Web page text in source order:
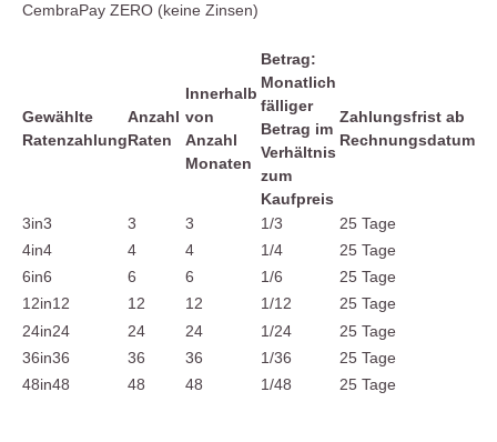
CembraPay ZERO (keine Zinsen)
Gewählte
Ratenzahlung
Anzahl
Raten
Innerhalb
von
Anzahl
Monaten
Betrag:
Monatlich
fälliger
Betrag im
Verhältnis
zum
Kaufpreis
Zahlungsfrist ab
Rechnungsdatum
3in3 3 3 1/3
25 Tage
4in4
4 4 1/4
25 Tage
6in6
6 6 1/6
25 Tage
12in12
12 12 1/12
25 Tage
24in24
24 24 1/24
25 Tage
36in36
36 36 1/36
25 Tage
48in48
48 48 1/48 25 Tage